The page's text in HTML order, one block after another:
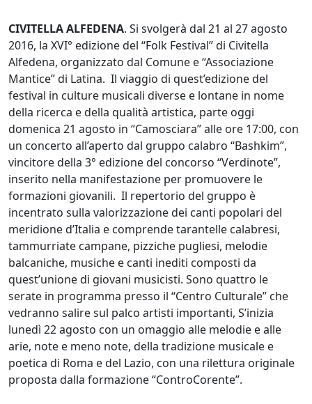
CIVITELLA ALFEDENA. Si svolgerà dal 21 al 27 agosto
2016, la XVI° edizione del “Folk Festival” di Civitella
Alfedena, organizzato dal Comune e “Associazione
Mantice” di Latina. Il viaggio di quest’edizione del
festival in culture musicali diverse e lontane in nome
della ricerca e della qualità artistica, parte oggi
domenica 21 agosto in “Camosciara” alle ore 17:00, con
un concerto all’aperto dal gruppo calabro “Bashkim”,
vincitore della 3° edizione del concorso “Verdinote”,
inserito nella manifestazione per promuovere le
formazioni giovanili. Il repertorio del gruppo è
incentrato sulla valorizzazione dei canti popolari del
meridione d’Italia e comprende tarantelle calabresi,
tammurriate campane, pizziche pugliesi, melodie
balcaniche, musiche e canti inediti composti da
quest’unione di giovani musicisti. Sono quattro le
serate in programma presso il “Centro Culturale” che
vedranno salire sul palco artisti importanti, S’inizia
lunedì 22 agosto con un omaggio alle melodie e alle
arie, note e meno note, della tradizione musicale e
poetica di Roma e del Lazio, con una rilettura originale
proposta dalla formazione “ControCorente”.